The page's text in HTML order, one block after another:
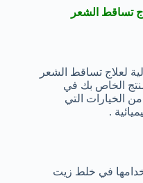
تساقط الشعر
لعلاج تساقط الشعر
الخاص بك في
الخيارات التي
.
في خلط زيت